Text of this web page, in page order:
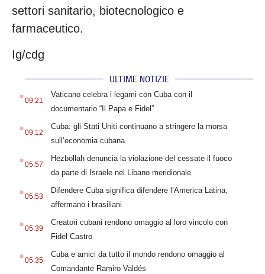
settori sanitario, biotecnologico e
farmaceutico.
Ig/cdg
ULTIME NOTIZIE
.09:21
Vaticano celebra i legami con Cuba con il
documentario “Il Papa e Fidel”
.09:12
Cuba: gli Stati Uniti continuano a stringere la morsa
sull’economia cubana
.05:57
Hezbollah denuncia la violazione del cessate il fuoco
da parte di Israele nel Libano meridionale
.05:53
Difendere Cuba significa difendere l’America Latina,
affermano i brasiliani
.05:39
Creatori cubani rendono omaggio al loro vincolo con
Fidel Castro
.05:35
Cuba e amici da tutto il mondo rendono omaggio al
Comandante Ramiro Valdés